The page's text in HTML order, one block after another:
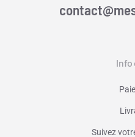
Info
Suivez